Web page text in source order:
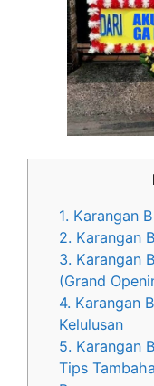
1. Karangan
2. Karangan
3. Karangan
(Grand
4. Karangan
Kelulusan
5. Karangan
Tips